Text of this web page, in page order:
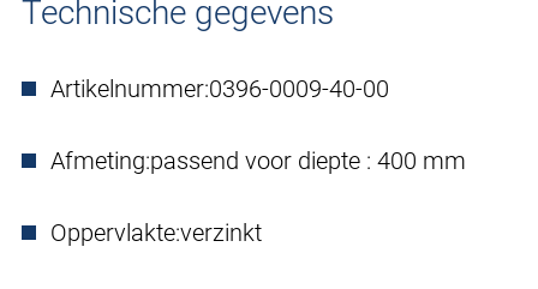
Technische gegevens
Artikelnummer:0396-0009-40-00
Afmeting:passend voor diepte : 400 mm
Oppervlakte:verzinkt